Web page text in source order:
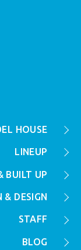
HOUSE
LINEUP
BUILT UP
& DESIGN
STAFF
BLOG